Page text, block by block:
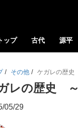
ップ 古代 源平
/ その他 / ケガレの歴史
レの歴史
05/29